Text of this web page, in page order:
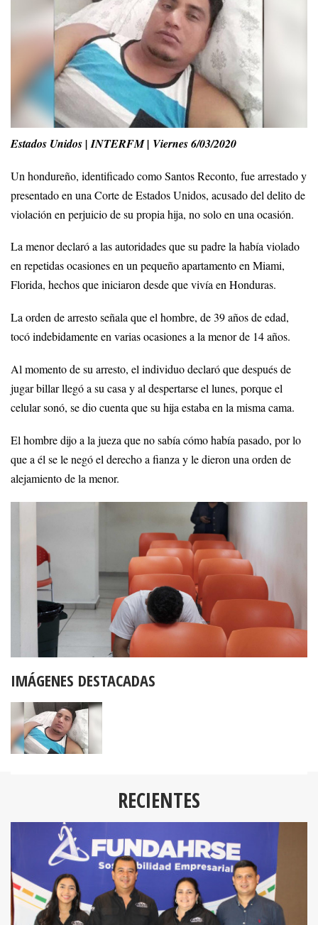
Estados Unidos | INTERFM | Viernes 6/03/2020
Un hondureño, identificado como Santos Reconto, fue arrestado y
presentado en una Corte de Estados Unidos, acusado del delito de
violación en perjuicio de su propia hija, no solo en una ocasión.
La menor declaró a las autoridades que su padre la había violado
en repetidas ocasiones en un pequeño apartamento en Miami,
Florida, hechos que iniciaron desde que vivía en Honduras.
La orden de arresto señala que el hombre, de 39 años de edad,
tocó indebidamente en varias ocasiones a la menor de 14 años.
Al momento de su arresto, el individuo declaró que después de
jugar billar llegó a su casa y al despertarse el lunes, porque el
celular sonó, se dio cuenta que su hija estaba en la misma cama.
El hombre dijo a la jueza que no sabía cómo había pasado, por lo
que a él se le negó el derecho a fianza y le dieron una orden de
alejamiento de la menor.
IMÁGENES DESTACADAS
RECIENTES